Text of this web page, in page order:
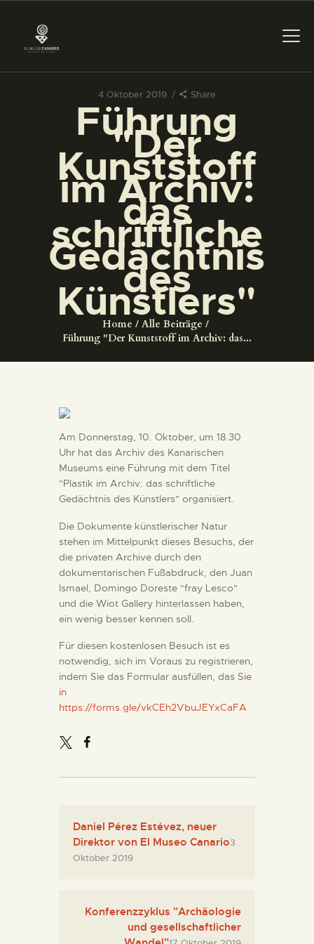
4 Oktober 2019 Share
Führung
"Der
Kunststoff
im Archiv:
das
schriftliche
Gedächtnis
des
Künstlers"
Home
Alle Beiträge
Führung "Der Kunststoff im Archiv: das...
DAS MUSEUM
DIENSTLEISTUNGEN
DIGITALE RESSOURCEN
DEUTSCH
DAS MUSEUM
DIENSTLEISTUNGEN
Am Donnerstag, 10. Oktober, um 18.30
Uhr hat das Archiv des Kanarischen
Museums eine Führung mit dem Titel
"Plastik im Archiv: das schriftliche
Gedächtnis des Künstlers" organisiert.
Die Dokumente künstlerischer Natur
stehen im Mittelpunkt dieses Besuchs, der
die privaten Archive durch den
dokumentarischen Fußabdruck, den Juan
Ismael, Domingo Doreste "fray Lesco"
und die Wiot Gallery hinterlassen haben,
ein wenig besser kennen soll.
Für diesen kostenlosen Besuch ist es
notwendig, sich im Voraus zu registrieren,
indem Sie das Formular ausfüllen, das Sie
in
https://forms.gle/vkCEh2VbuJEYxCaFA
Daniel Pérez Estévez, neuer
Direktor von El Museo Canario3
Oktober 2019
Konferenzzyklus "Archäologie
und gesellschaftlicher